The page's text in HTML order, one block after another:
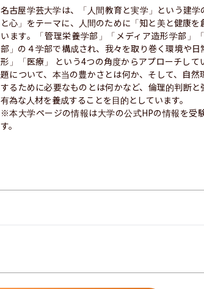
名古屋学芸大学は、「人間教育と実学」という建
と心」をテーマに、人間のために「知と美と健康
います。「管理栄養学部」「メディア造形学部」
部」の４学部で構成され、我々を取り巻く環境や
形」「医療」 という4つの角度からアプローチし
題について、本当の豊かさとは何か、そして、自
するために必要なものとは何かなど、倫理的判断
有為な人材を養成することを目的としています。
※本大学ページの情報は大学の公式HPの情報を受
す。